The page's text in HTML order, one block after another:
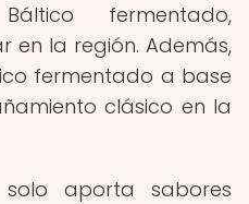
fermentado,
en la región. Además,
fermentado a base
clásico en la
aporta sabores